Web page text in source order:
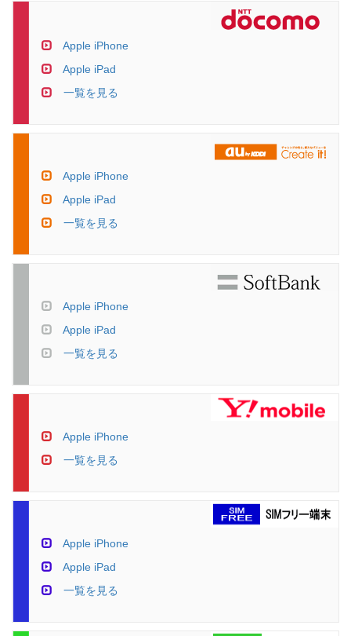
Apple iPhone
Apple iPad
一覧を見る
Apple iPhone
Apple iPad
一覧を見る
Apple iPhone
Apple iPad
一覧を見る
Apple iPhone
一覧を見る
Apple iPhone
Apple iPad
一覧を見る